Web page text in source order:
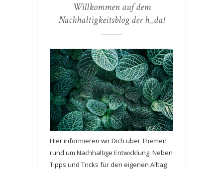
Willkommen auf dem
Nachhaltigkeitsblog der h_da!
Hier informieren wir Dich über Themen
rund um Nachhaltige Entwicklung. Neben
Tipps und Tricks für den eigenen Alltag